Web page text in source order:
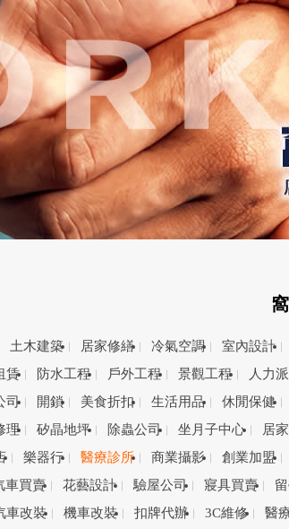
土木建築 居家修繕 冷氣空調 室內設計
賃 防水工程 戶外工程 景觀工程 人力
司 開鎖 美食折扣 生活用品 休閒保健
理 矽晶地坪 除蟲公司 坐月子中心 居
樂器行 醫療診所 商業攝影 創業加盟
車買賣 花藝設計 驗屋公司 寢具買賣
車改裝 機車改裝 扣牌代辦 3C維修 醫